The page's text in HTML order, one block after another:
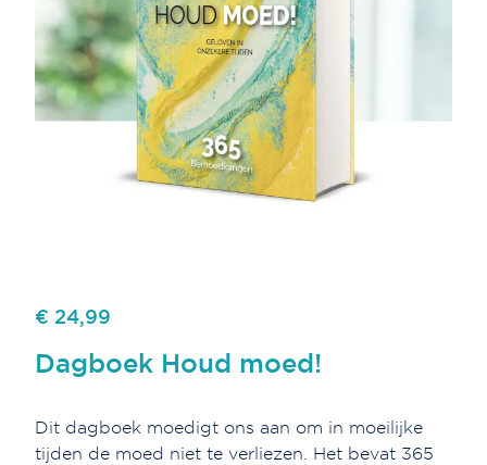
€ 24,99
Dagboek Houd moed!
Dit dagboek moedigt ons aan om in moeilijke
tijden de moed niet te verliezen. Het bevat 365